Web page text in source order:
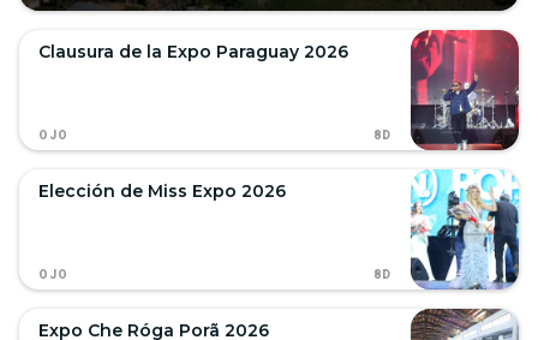
Clausura de la Expo Paraguay 2026
OJO 8D
Elección de Miss Expo 2026
OJO 8D
Expo Che Róga Porã 2026